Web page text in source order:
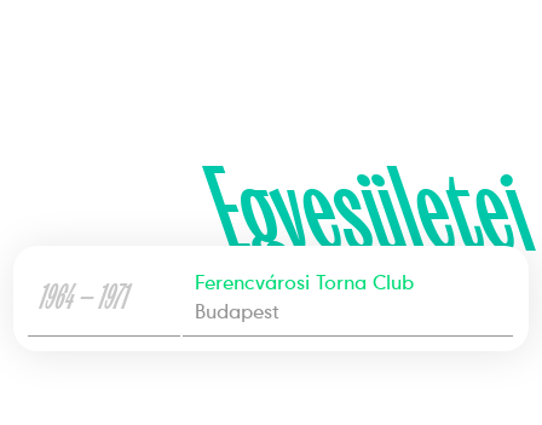
Egyesületei
1964 — 1971
Ferencvárosi Torna Club
Budapest